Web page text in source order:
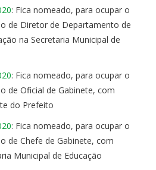
: Fica nomeado, para ocupar o
de Diretor de Departamento de
na Secretaria Municipal de
: Fica nomeado, para ocupar o
de Oficial de Gabinete, com
do Prefeito
: Fica nomeado, para ocupar o
de Chefe de Gabinete, com
Municipal de Educação